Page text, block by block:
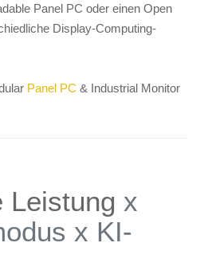
Panel PC oder einen Open
Display-Computing-
Panel PC & Industrial Monitor
Leistung x
x KI-